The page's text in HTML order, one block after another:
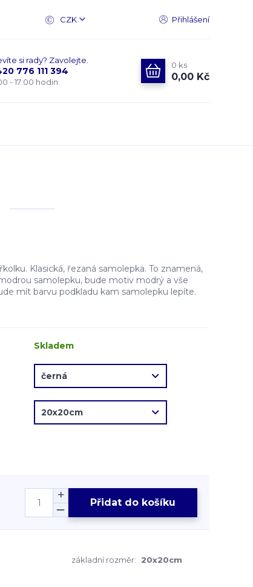
CZK Přihlášení
si rady? Zavolejte.
776 111 394
- 17:00 hodin
0 ks
0,00 Kč
Klasická, řezaná samolepka. To znamená,
samolepku, bude motiv modrý a vše
mít barvu podkladu kam samolepku lepíte.
Skladem
Přidat do košíku
základní rozměr:
20x20cm